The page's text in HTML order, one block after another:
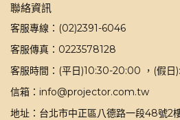
聯絡資訊
客服專線：(02)2391-6046
客服傳真：0223578128
客服時間：(平日)10:30-20:00 ，(假日
信箱：info@projector.com.tw
地址：台北市中正區八德路一段48號2